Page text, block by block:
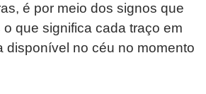
é por meio dos signos que
que significa cada traço em
disponível no céu no momento